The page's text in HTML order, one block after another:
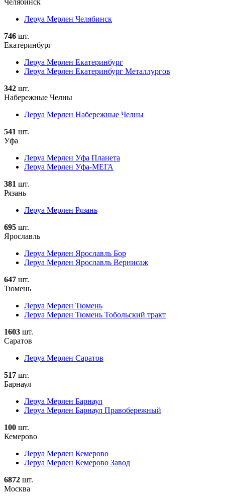
Челябинск
Леруа Мерлен Челябинск
746 шт.
Екатеринбург
Леруа Мерлен Екатеринбург
Леруа Мерлен Екатеринбург Металлургов
342 шт.
Набережные Челны
Леруа Мерлен Набережные Челны
541 шт.
Уфа
Леруа Мерлен Уфа Планета
Леруа Мерлен Уфа-МЕГА
381 шт.
Рязань
Леруа Мерлен Рязань
695 шт.
Ярославль
Леруа Мерлен Ярославль Бор
Леруа Мерлен Ярославль Вернисаж
647 шт.
Тюмень
Леруа Мерлен Тюмень
Леруа Мерлен Тюмень Тобольский тракт
1603 шт.
Саратов
Леруа Мерлен Саратов
517 шт.
Барнаул
Леруа Мерлен Барнаул
Леруа Мерлен Барнаул Правобережный
100 шт.
Кемерово
Леруа Мерлен Кемерово
Леруа Мерлен Кемерово Завод
6872 шт.
Москва